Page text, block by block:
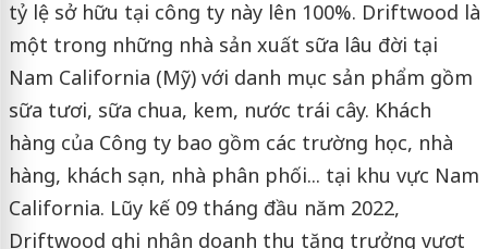
tỷ lệ sở hữu tại công ty này lên 100%. Driftwood là
một trong những nhà sản xuất sữa lâu đời tại
Nam California (Mỹ) với danh mục sản phẩm gồm
sữa tươi, sữa chua, kem, nước trái cây. Khách
hàng của Công ty bao gồm các trường học, nhà
hàng, khách sạn, nhà phân phối... tại khu vực Nam
California. Lũy kế 09 tháng đầu năm 2022,
Driftwood ghi nhận doanh thu tăng trưởng vượt